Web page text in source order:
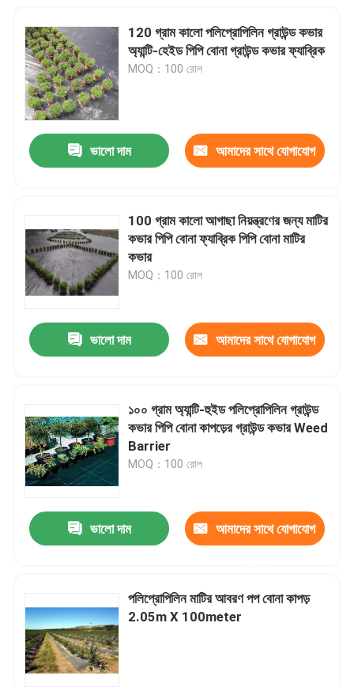
120 গ্রাম কালো পলিপ্রোপিলিন গ্রাউন্ড কভার
অ্যান্টি-হেইড পিপি বোনা গ্রাউন্ড কভার ফ্যাব্রিক
MOQ：100 রোল
ভালো দাম আমাদের সাথে যোগাযোগ
100 গ্রাম কালো আগাছা নিয়ন্ত্রণের জন্য মাটির
কভার পিপি বোনা ফ্যাব্রিক পিপি বোনা মাটির
কভার
MOQ：100 রোল
ভালো দাম আমাদের সাথে যোগাযোগ
১০০ গ্রাম অ্যান্টি-হুইড পলিপ্রোপিলিন গ্রাউন্ড
কভার পিপি বোনা কাপড়ের গ্রাউন্ড কভার Weed
Barrier
MOQ：100 রোল
ভালো দাম আমাদের সাথে যোগাযোগ
পলিপ্রোপিলিন মাটির আবরণ পপ বোনা কাপড়
2.05m X 100meter